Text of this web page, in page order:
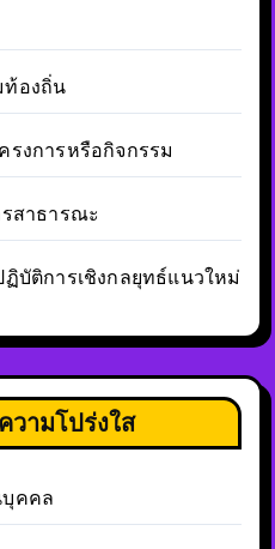
ท้องถิ่น
รงการหรือกิจกรรม
สาธารณะ
บัติการเชิงกลยุทธ์แนวใหม่
วามโปร่งใส
คคล